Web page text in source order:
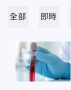
全部 即時